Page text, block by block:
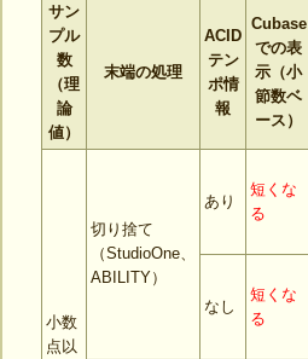
サン
プル
数
（理
論
値）
末端の処理
ACID
テン
ポ情
報
Cubase
での表
示（小
節数ベ
ース）
小数
点以
切り捨て
（StudioOne、
ABILITY）
あり
短くな
る
なし
短くな
る